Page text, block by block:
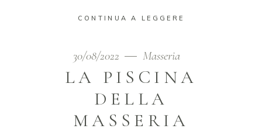
CONTINUA A LEGGERE
30/08/2022 Masseria
LA PISCINA
DELLA
MASSERIA